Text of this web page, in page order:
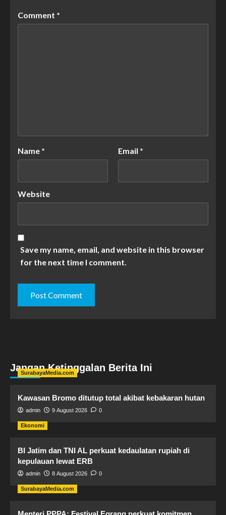
Comment *
Name * Email *
Website
Save my name, email, and website in this browser
for the next time I comment.
Jangan Ketinggalan Berita Ini
SurabayaMedia.com
Kawasan Bromo ditutup total akibat kebakaran hutan
admin 9 August 2026 0
Ekonomi
BI Jatim dan TNI AL perkuat kedaulatan rupiah di
kepulauan lewat ERB
admin 8 August 2026 0
SurabayaMedia.com